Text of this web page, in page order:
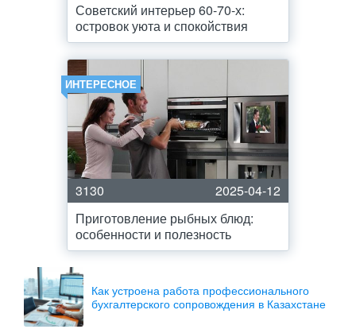
Советский интерьер 60-70-х:
островок уюта и спокойствия
ИНТЕРЕСНОЕ
3130
2025-04-12
Приготовление рыбных блюд:
особенности и полезность
Как устроена работа профессионального
бухгалтерского сопровождения в Казахстане